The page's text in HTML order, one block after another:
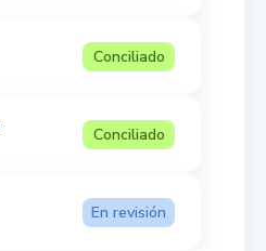
Conciliado
Conciliado
En revisión